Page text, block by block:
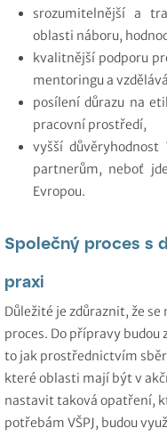
srozumitelnější a
oblasti náboru,
kvalitnější podporu
mentoringu a
posílení důrazu na
pracovní prostředí,
vyšší důvěryhodnost
partnerům, neboť
Evropou.
Společný proces s
praxi
Důležité je zdůraznit, že
proces. Do přípravy budou
to jak prostřednictvím
které oblasti mají být v
nastavit taková opatření,
potřebám VŠPJ, budou